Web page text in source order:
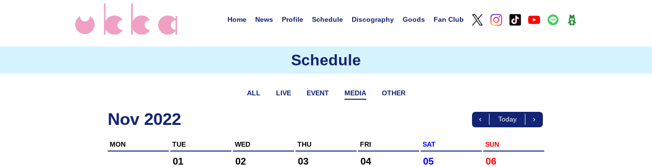
Home News Profile Schedule Discography Goods Fan Club
Schedule
ALL LIVE EVENT MEDIA OTHER
Nov 2022 Today
MON TUE WED THU FRI SAT SUN
01 02 03 04 05 06